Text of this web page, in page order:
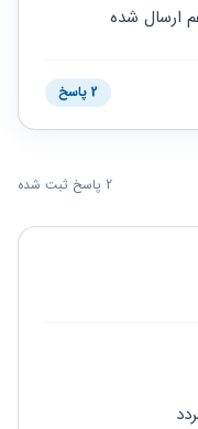
ارسال شده
2 پاسخ
2 پاسخ ثبت شده